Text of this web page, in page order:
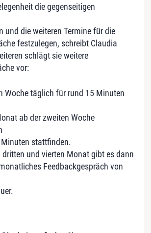
die gegenseitigen
und die weiteren Termine für die
festzulegen, schreibt Claudia
schlägt sie weitere
vor:
Woche täglich für rund 15 Minuten
ab der zweiten Woche
stattfinden.
dritten und vierten Monat gibt es dann
Feedbackgespräch von